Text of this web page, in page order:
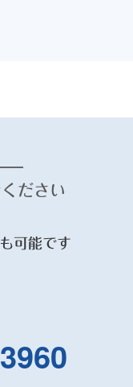
ださい
可能です